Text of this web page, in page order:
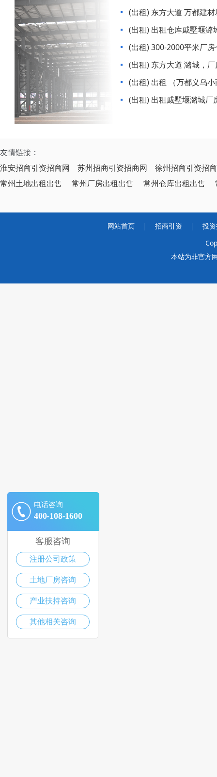
(出租) 东方大道 万都
(出租) 出租仓库戚墅堰潞
(出租) 300-2000平米厂房仓库出租（青洋高
架与延陵路交汇处
(出租) 东方大道 潞城，厂房 20000平米可分
租
(出租) 出租 （万都义乌小商品城、建材市场
对面仓库出租）
(出租) 出租戚墅堰潞城
友情链接：
淮安招商引资招商网
苏州招商引资招商网
徐州招商引资招
常州土地出租出售
常州厂房出租出售 常州仓库出租出售
网站首页 招商引资
投
本站为非官方
电话咨询
400-108-1600
客服咨询
注册公司政策
土地厂房咨询
产业扶持咨询
其他相关咨询